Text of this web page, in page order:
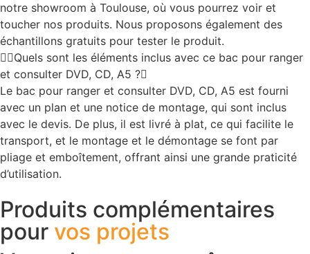
notre showroom à Toulouse, où vous pourrez voir et
toucher nos produits. Nous proposons également des
échantillons gratuits pour tester le produit.
Quels sont les éléments inclus avec ce bac pour ranger
et consulter DVD, CD, A5 ?
Le bac pour ranger et consulter DVD, CD, A5 est fourni
avec un plan et une notice de montage, qui sont inclus
avec le devis. De plus, il est livré à plat, ce qui facilite le
transport, et le montage et le démontage se font par
pliage et emboîtement, offrant ainsi une grande praticité
d’utilisation.
Produits complémentaires
pour vos projets